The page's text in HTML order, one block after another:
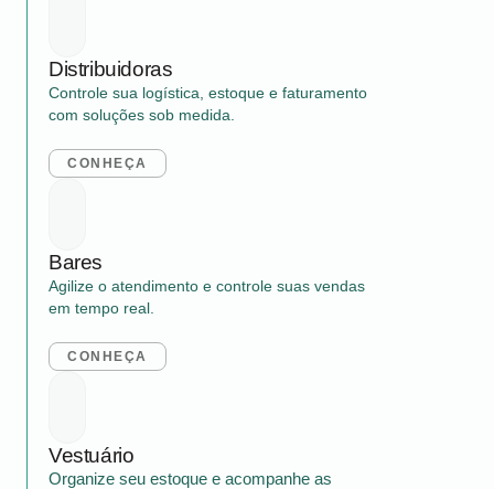
Distribuidoras
Controle sua logística, estoque e faturamento
com soluções sob medida.
CONHEÇA
Bares
Agilize o atendimento e controle suas vendas
em tempo real.
CONHEÇA
Vestuário
Organize seu estoque e acompanhe as